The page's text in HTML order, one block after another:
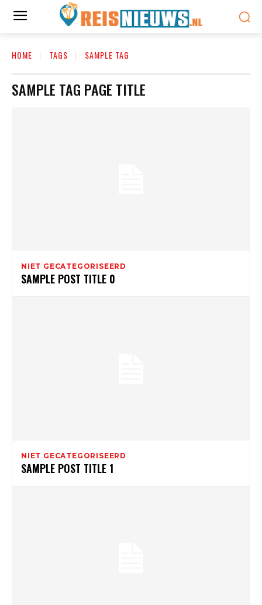
HOME TAGS SAMPLE TAG
SAMPLE TAG PAGE TITLE
NIET GECATEGORISEERD
SAMPLE POST TITLE 0
NIET GECATEGORISEERD
SAMPLE POST TITLE 1